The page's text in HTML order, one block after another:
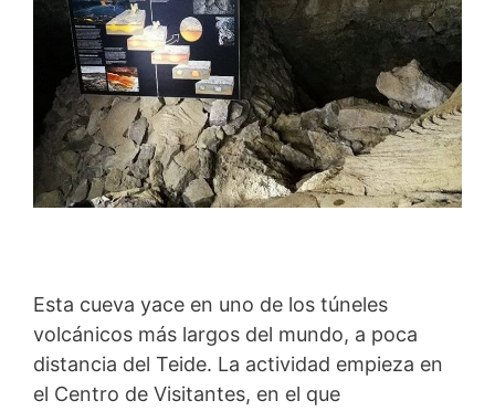
Esta cueva yace en uno de los túneles
volcánicos más largos del mundo, a poca
distancia del Teide. La actividad empieza en
el Centro de Visitantes, en el que